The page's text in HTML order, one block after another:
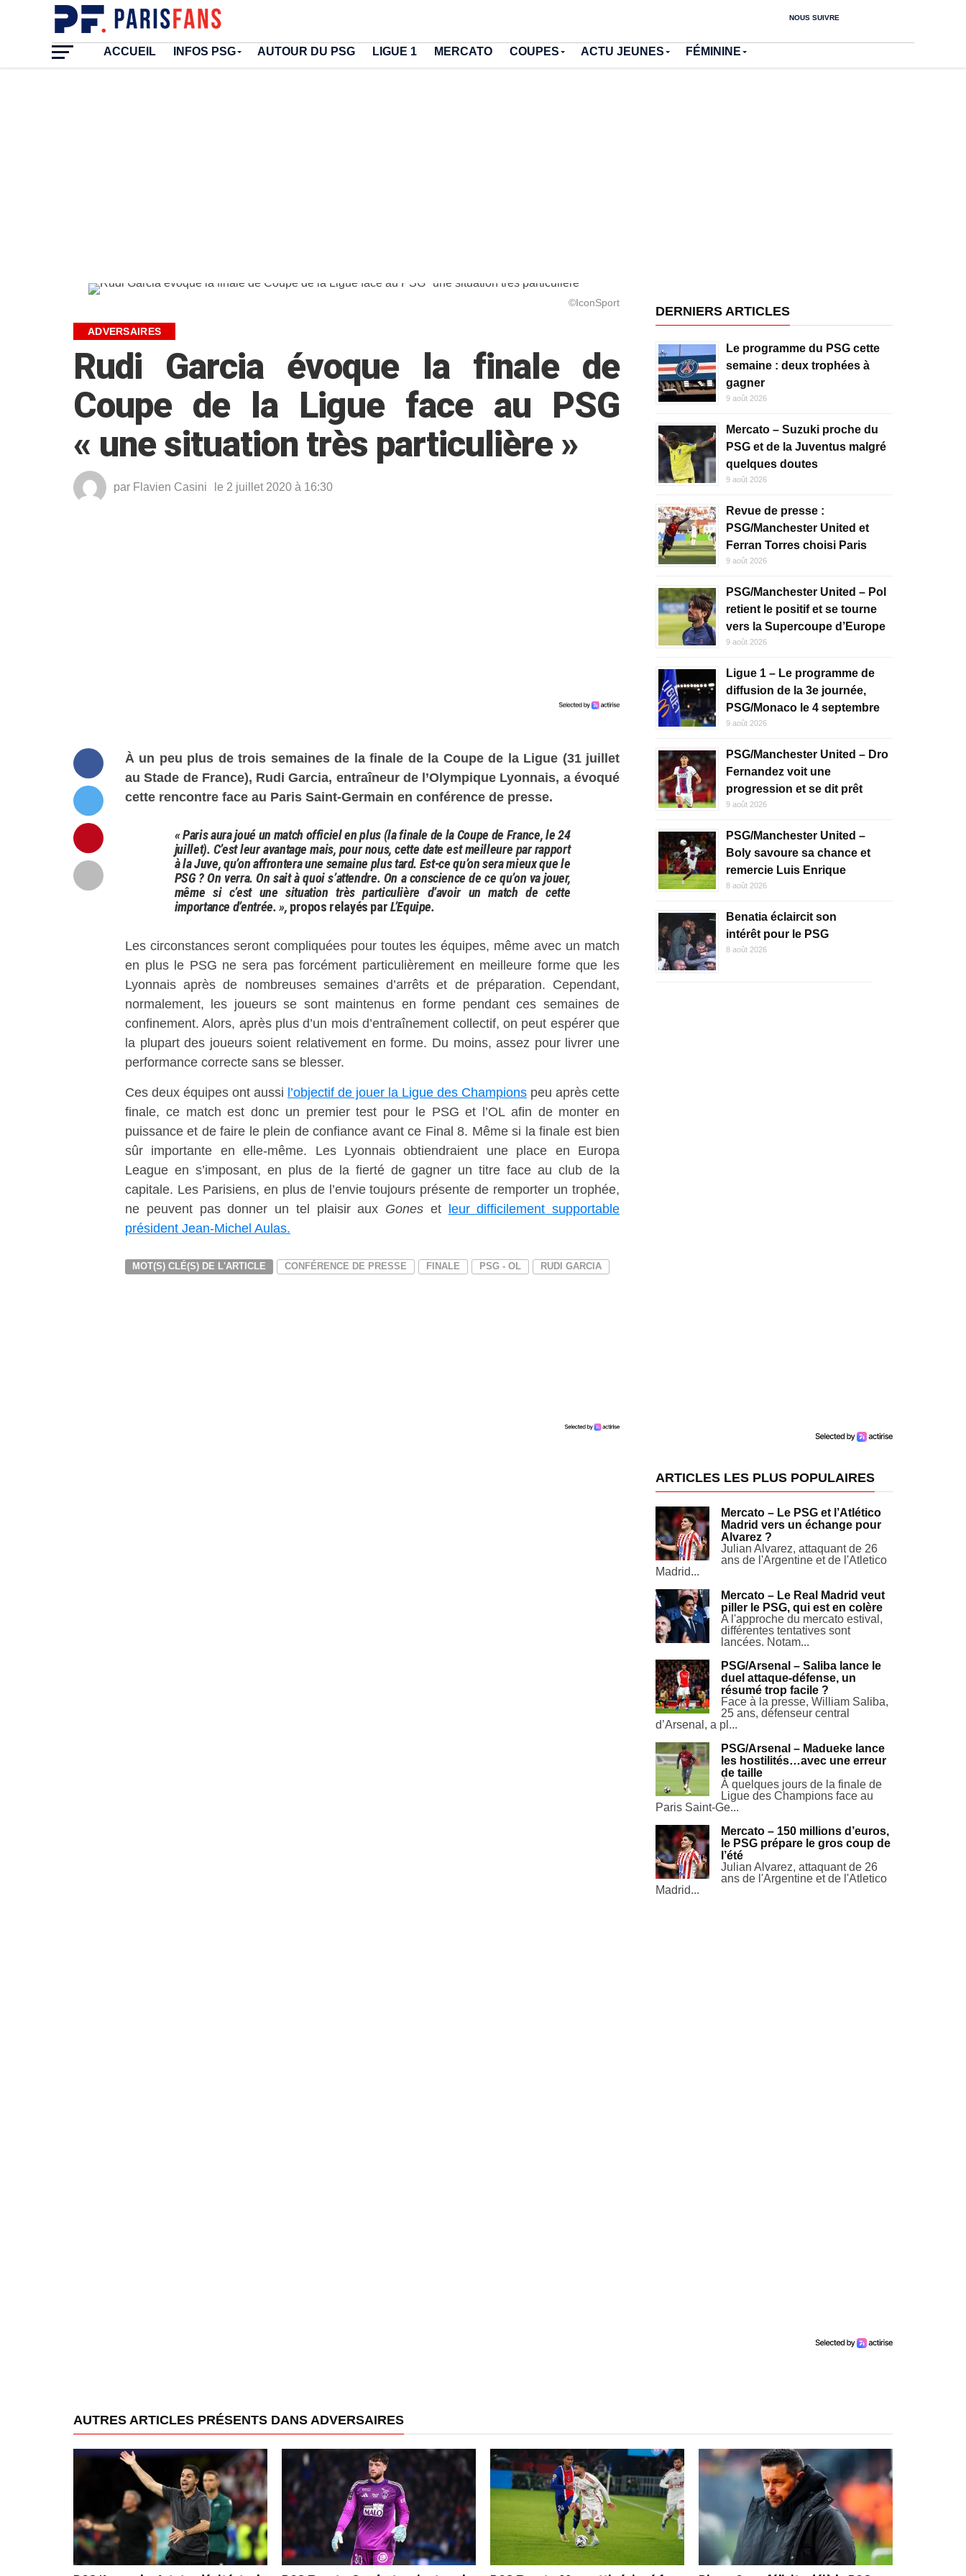
NOUS SUIVRE
ACCUEIL INFOS PSG AUTOUR DU PSG LIGUE 1 MERCATO COUPES ACTU JEUNES FÉMININE
©IconSport
ADVERSAIRES
Rudi Garcia évoque la finale de
Coupe de la Ligue face au PSG
« une situation très particulière »
par Flavien Casini le 2 juillet 2020 à 16:30
À un peu plus de trois semaines de la finale de la Coupe de la Ligue (31 juillet
au Stade de France), Rudi Garcia, entraîneur de l’Olympique Lyonnais, a évoqué
cette rencontre face au Paris Saint-Germain en conférence de presse.
« Paris aura joué un match officiel en plus (la finale de la Coupe de France, le 24
juillet). C’est leur avantage mais, pour nous, cette date est meilleure par rapport
à la Juve, qu’on affrontera une semaine plus tard. Est-ce qu’on sera mieux que le
PSG ? On verra. On sait à quoi s’attendre. On a conscience de ce qu’on va jouer,
même si c’est une situation très particulière d’avoir un match de cette
importance d’entrée. », propos relayés parL’Equipe.
Les circonstances seront compliquées pour toutes les équipes, même avec un match
en plus le PSG ne sera pas forcément particulièrement en meilleure forme que les
Lyonnais après de nombreuses semaines d’arrêts et de préparation. Cependant,
normalement, les joueurs se sont maintenus en forme pendant ces semaines de
confinement. Alors, après plus d’un mois d’entraînement collectif, on peut espérer que
la plupart des joueurs soient relativement en forme. Du moins, assez pour livrer une
performance correcte sans se blesser.
Ces deux équipes ont aussi l’objectif de jouer la Ligue des Champions peu après cette
finale, ce match est donc un premier test pour le PSG et l’OL afin de monter en
puissance et de faire le plein de confiance avant ce Final 8. Même si la finale est bien
sûr importante en elle-même. Les Lyonnais obtiendraient une place en Europa
League en s’imposant, en plus de la fierté de gagner un titre face au club de la
capitale. Les Parisiens, en plus de l’envie toujours présente de remporter un trophée,
ne peuvent pas donner un tel plaisir aux Gones et leur difficilement supportable
président Jean-Michel Aulas.
MOT(S) CLÉ(S) DE L'ARTICLE CONFÉRENCE DE PRESSE FINALE PSG - OL RUDI GARCIA
DERNIERS ARTICLES
Le programme du PSG cette
semaine : deux trophées à
gagner
9 août 2026
Mercato – Suzuki proche du
PSG et de la Juventus malgré
quelques doutes
9 août 2026
Revue de presse :
PSG/Manchester United et
Ferran Torres choisi Paris
9 août 2026
PSG/Manchester United – Pol
retient le positif et se tourne
vers la Supercoupe d’Europe
9 août 2026
Ligue 1 – Le programme de
diffusion de la 3e journée,
PSG/Monaco le 4 septembre
9 août 2026
PSG/Manchester United – Dro
Fernandez voit une
progression et se dit prêt
9 août 2026
PSG/Manchester United –
Boly savoure sa chance et
remercie Luis Enrique
8 août 2026
Benatia éclaircit son
intérêt pour le PSG
8 août 2026
ARTICLES LES PLUS POPULAIRES
Mercato – Le PSG et l’Atlético
Madrid vers un échange pour
Alvarez ?
Julian Alvarez, attaquant de 26
ans de l'Argentine et de l'Atletico
Madrid...
Mercato – Le Real Madrid veut
piller le PSG, qui est en colère
A l'approche du mercato estival,
différentes tentatives sont
lancées. Notam...
PSG/Arsenal – Saliba lance le
duel attaque-défense, un
résumé trop facile ?
Face à la presse, William Saliba,
25 ans, défenseur central
d’Arsenal, a pl...
PSG/Arsenal – Madueke lance
les hostilités…avec une erreur
de taille
À quelques jours de la finale de
Ligue des Champions face au
Paris Saint-Ge...
Mercato – 150 millions d’euros,
le PSG prépare le gros coup de
l’été
Julian Alvarez, attaquant de 26
ans de l'Argentine et de l'Atletico
Madrid...
AUTRES ARTICLES PRÉSENTS DANS ADVERSAIRES